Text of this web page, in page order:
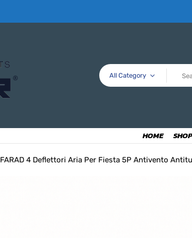
All Category
HOME SHOP
FARAD 4 Deflettori Aria Per Fiesta 5P Antivento